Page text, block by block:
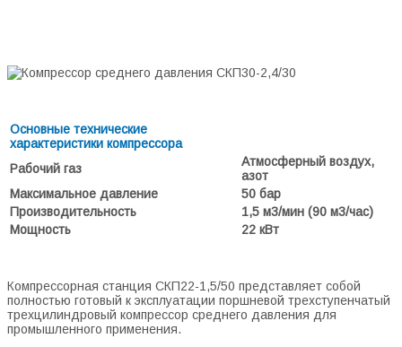
Основные технические
характеристики компрессора
Рабочий газ
Атмосферный воздух,
азот
Максимальное давление
50 бар
Производительность
1,5 м3/мин (90 м3/час)
Мощность
22 кВт
Компрессорная станция СКП22-1,5/50 представляет собой
полностью готовый к эксплуатации поршневой трехступенчатый
трехцилиндровый компрессор среднего давления для
промышленного применения.